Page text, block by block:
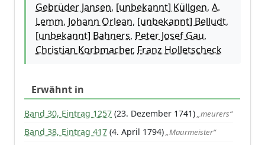
Gebrüder Jansen, [unbekannt] Küllgen,A.
Lemm, Johann Orlean, [unbekannt] Belludt,
[unbekannt] Bahners, Peter Josef Gau,
Christian Korbmacher, Franz Holletscheck
Erwähnt in
Band 30, Eintrag 1257 (23. Dezember 1741)„meurers“
Band 38, Eintrag 417 (4. April 1794)„Maurmeister“